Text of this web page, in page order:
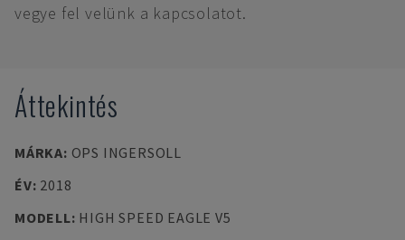
vegye fel velünk a kapcsolatot.
Áttekintés
MÁRKA: OPS INGERSOLL
ÉV: 2018
MODELL: HIGH SPEED EAGLE V5